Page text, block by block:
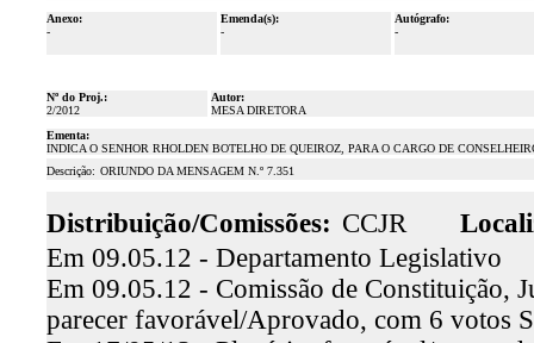
Anexo:
-
Emenda(s):
-
Autógrafo:
-
Nº do Proj.:
2/2012
Autor:
MESA DIRETORA
Ementa:
INDICA O SENHOR RHOLDEN BOTELHO DE QUEIROZ, PARA O CARGO DE
Descrição: ORIUNDO DA MENSAGEM N.º 7.351
Distribuição/Comissões: CCJR
Em 09.05.12 - Departamento Legislativo
Em 09.05.12 - Comissão de Constituição,
parecer favorável/Aprovado, com 6 votos